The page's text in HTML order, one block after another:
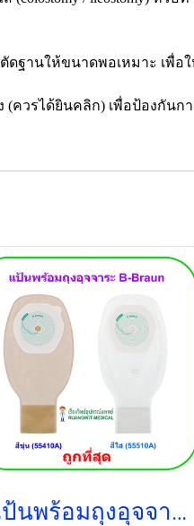
ดฐานให้ขนาดพอเหมาะ เพื่
ควรได้ยินคลิก) เพื่อป้องกันก
แป้นพร้อมถุงอุจจาระ B-Braun Proxima 10-70 มม. (1 ชิ้น)